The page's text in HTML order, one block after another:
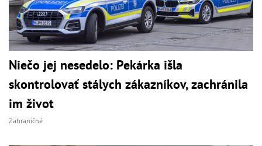
Niečo jej nesedelo: Pekárka išla
skontrolovať stálych zákazníkov, zachránila
im život
Zahraničné